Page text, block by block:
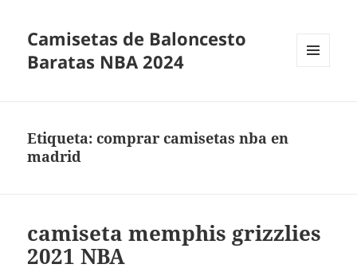
Camisetas de Baloncesto
Baratas NBA 2024
Etiqueta:comprar camisetas nba en
madrid
camiseta memphis grizzlies
2021 NBA